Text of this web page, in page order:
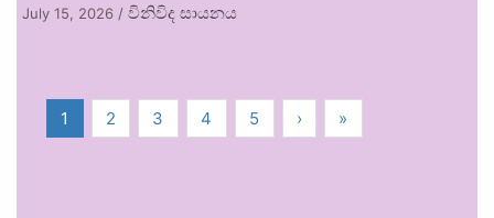
July 15, 2026 / විනිවිද සායනය
1 2 3 4 5 › »